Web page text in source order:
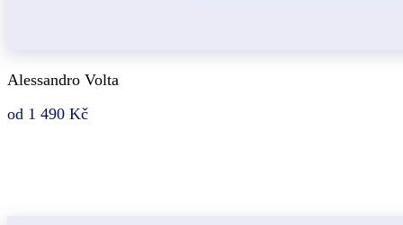
Alessandro Volta
od 1 490 Kč